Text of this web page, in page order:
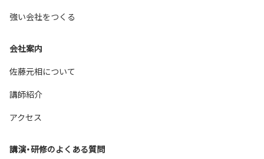
強い会社をつくる
会社案内
佐藤元相について
講師紹介
アクセス
講演・研修のよくある質問